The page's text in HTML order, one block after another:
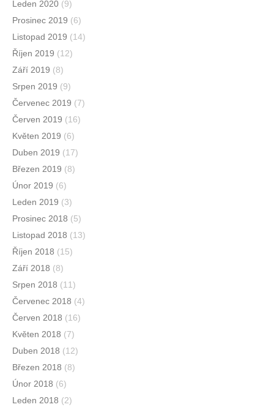
Leden 2020 (9)
Prosinec 2019 (6)
Listopad 2019 (14)
Říjen 2019 (12)
Září 2019 (8)
Srpen 2019 (9)
Červenec 2019 (7)
Červen 2019 (16)
Květen 2019 (6)
Duben 2019 (17)
Březen 2019 (8)
Únor 2019 (6)
Leden 2019 (3)
Prosinec 2018 (5)
Listopad 2018 (13)
Říjen 2018 (15)
Září 2018 (8)
Srpen 2018 (11)
Červenec 2018 (4)
Červen 2018 (16)
Květen 2018 (7)
Duben 2018 (12)
Březen 2018 (8)
Únor 2018 (6)
Leden 2018 (2)